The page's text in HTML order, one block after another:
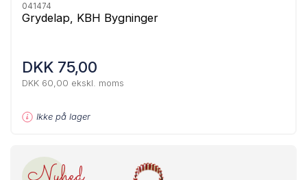
041474
Grydelap, KBH Bygninger
DKK 75,00
DKK 60,00 ekskl. moms
Ikke på lager